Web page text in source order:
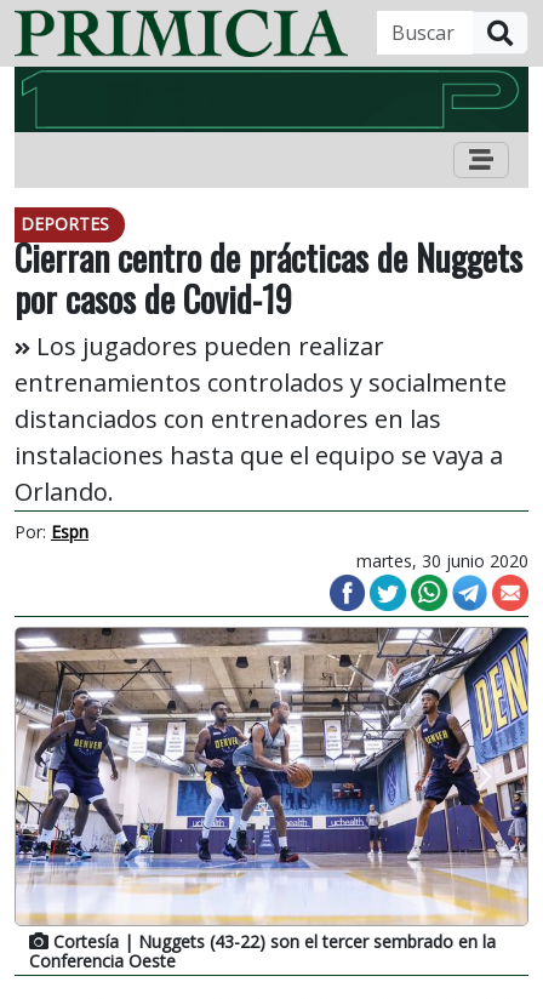
DEPORTES
Cierran centro de prácticas de Nuggets
por casos de Covid-19
Los jugadores pueden realizar
entrenamientos controlados y socialmente
distanciados con entrenadores en las
instalaciones hasta que el equipo se vaya a
Orlando.
Por: Espn
martes, 30 junio 2020
Cortesía | Nuggets (43-22) son el tercer sembrado en la
Conferencia Oeste